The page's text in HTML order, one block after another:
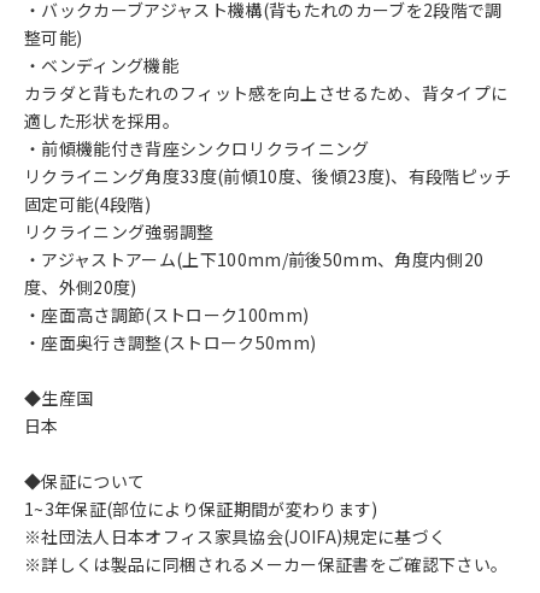
・バックカーブアジャスト機構(背もたれのカーブを2段階で調
整可能)
・ベンディング機能
カラダと背もたれのフィット感を向上させるため、背タイプに
適した形状を採用。
・前傾機能付き背座シンクロリクライニング
リクライニング角度33度(前傾10度、後傾23度)、有段階ピッチ
固定可能(4段階)
リクライニング強弱調整
・アジャストアーム(上下100mm/前後50mm、角度内側20
度、外側20度)
・座面高さ調節(ストローク100mm)
・座面奥行き調整(ストローク50mm)
◆生産国
日本
◆保証について
1~3年保証(部位により保証期間が変わります)
※社団法人日本オフィス家具協会(JOIFA)規定に基づく
※詳しくは製品に同梱されるメーカー保証書をご確認下さい。